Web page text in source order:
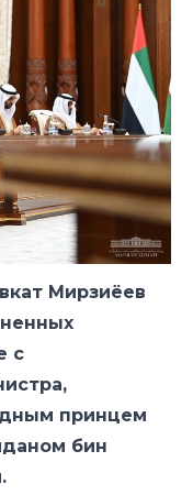
Мирзиёев
с
принцем
бин